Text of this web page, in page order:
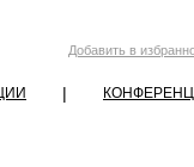
Добавить в
|